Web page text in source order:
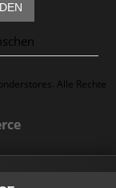
Alle Rechte